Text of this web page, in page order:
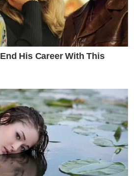
His Career With This